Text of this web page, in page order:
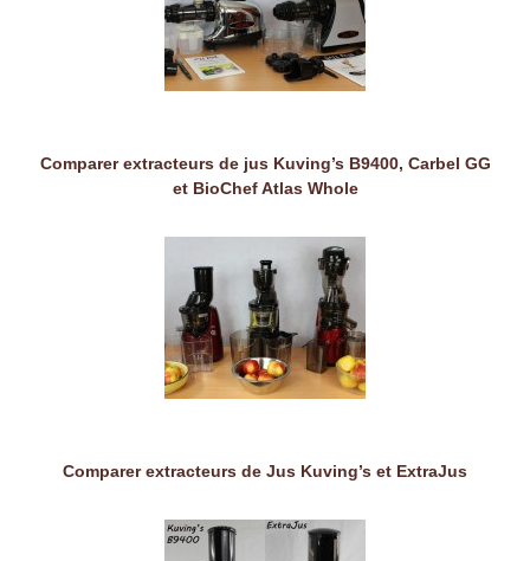
Comparer extracteurs de jus Kuving’s B9400, Carbel GG
et BioChef Atlas Whole
Comparer extracteurs de Jus Kuving’s et ExtraJus